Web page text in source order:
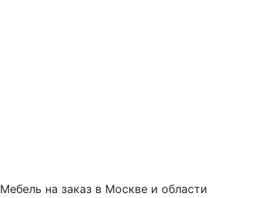
Мебель на заказ в Москве и области